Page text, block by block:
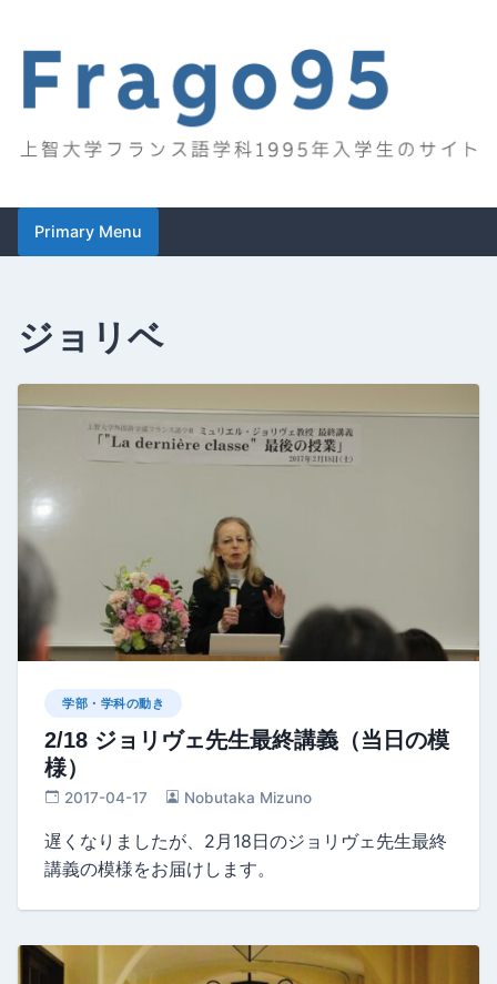
content
Frago95
Primary Menu
ジョリベ
学部・学科の動き
2/18 ジョリヴェ先生最終講義（当日の模
様）
2017-04-17 Nobutaka Mizuno
遅くなりましたが、2月18日のジョリヴェ先生最終
講義の模様をお届けします。